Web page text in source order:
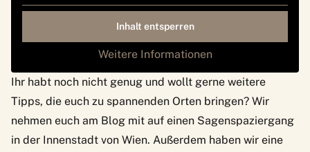
Inhalt entsperren
Weitere Informationen
Ihr habt noch nicht genug und wollt gerne weitere
Tipps, die euch zu spannenden Orten bringen? Wir
nehmen euch am Blog mit auf einen Sagenspaziergang
in der Innenstadt von Wien. Außerdem haben wir eine